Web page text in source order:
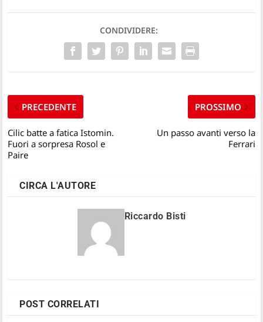
CONDIVIDERE:
PRECEDENTE
Cilic batte a fatica Istomin.
Fuori a sorpresa Rosol e
Paire
PROSSIMO
Un passo avanti verso la
Ferrari
CIRCA L'AUTORE
Riccardo Bisti
POST CORRELATI